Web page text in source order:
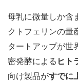
母乳に微量しか含
クトフェリンの量
タートアップが世
密発酵による ヒト
向け製品がすでに